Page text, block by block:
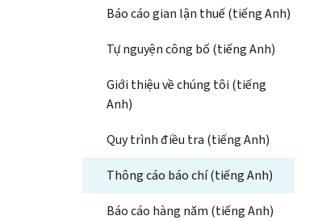
Báo cáo gian lận thuế (tiếng Anh)
Tự nguyện công bố (tiếng Anh)
Giới thiệu về chúng tôi (tiếng
Anh)
Quy trình điều tra (tiếng Anh)
Thông cáo báo chí (tiếng Anh)
Báo cáo hàng năm (tiếng Anh)